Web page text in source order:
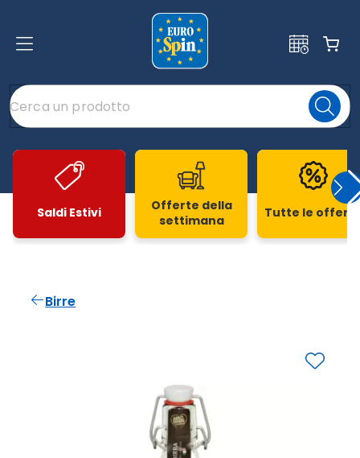
Saldi Estivi
Offerte della
settimana
Tutte le
Birre